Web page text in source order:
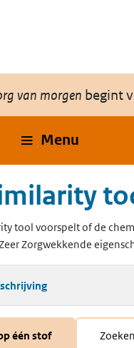
van morgen begint
Menu
Stoffen)
tool voorspelt of de
Zorgwekkende
één stof